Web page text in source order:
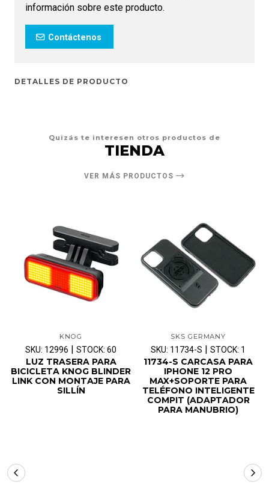
información sobre este producto.
Contáctenos
DETALLES DE PRODUCTO
Quizás te interesen otros productos de
TIENDA
VER MÁS PRODUCTOS
KNOG
SKU: 12996 | STOCK: 60
LUZ TRASERA PARA
BICICLETA KNOG BLINDER
LINK CON MONTAJE PARA
SILLÍN
SKS GERMANY
SKU: 11734-S | STOCK: 1
11734-S CARCASA PARA
IPHONE 12 PRO
MAX+SOPORTE PARA
TELÉFONO INTELIGENTE
COMPIT (ADAPTADOR
PARA MANUBRIO)